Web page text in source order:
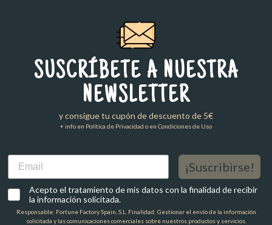
SUSCRÍBETE A NUESTRA
NEWSLETTER
y consigue tu cupón de descuento de 5€
+ info en Política de Privacidad o en Condiciones de Uso
Email
¡Suscribirse!
Acepto el tratamiento de mis datos con la finalidad de recibir
la información solicitada.
Responsable: Fortune Factory Spain, S.L. Finalidad: Gestionar el envío de la información
solicitada y las comunicaciones comerciales sobre nuestros productos y servicios.